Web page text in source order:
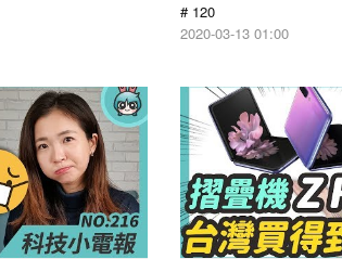
# 120
2020-03-13 01:00